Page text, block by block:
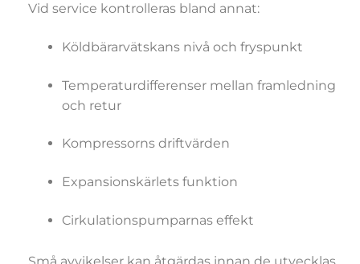
Vid service kontrolleras bland annat:
Köldbärarvätskans nivå och fryspunkt
Temperaturdifferenser mellan framledning
och retur
Kompressorns driftvärden
Expansionskärlets funktion
Cirkulationspumparnas effekt
Små avvikelser kan åtgärdas innan de utvecklas